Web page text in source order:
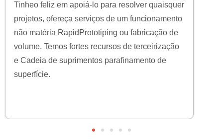
Tinheo feliz em apoiá-lo para resolver quaisquer
projetos, ofereça serviços de um funcionamento
não matéria RapidPrototiping ou fabricação de
volume. Temos fortes recursos de terceirização
e Cadeia de suprimentos parafinamento de
superfície.